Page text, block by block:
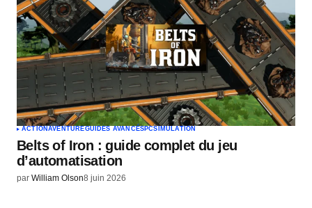
ACTIONAVENTUREGUIDES AVANCÉS PCSIMULATION
Belts of Iron : guide complet du jeu
d’automatisation
par William Olson8 juin 2026